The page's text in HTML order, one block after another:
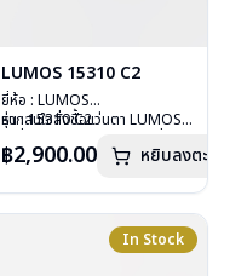
LUMOS 15310 C2
ยี่ห้อ : LUMOS
รุ่น : 15310 C2
เลนส์ : Demo Lens
น้ำหนัก : 16 กรัม
อุปกรณ์ : กล่องแว่น , ผ้าเช็ดแว่น
หากสนใจสั่งชื้อแว่นตา LUMOS
ลงไว้กรุณาติดต่อเราคลิก
฿2,900.00 หยิบลงตะกร้า
In Stock